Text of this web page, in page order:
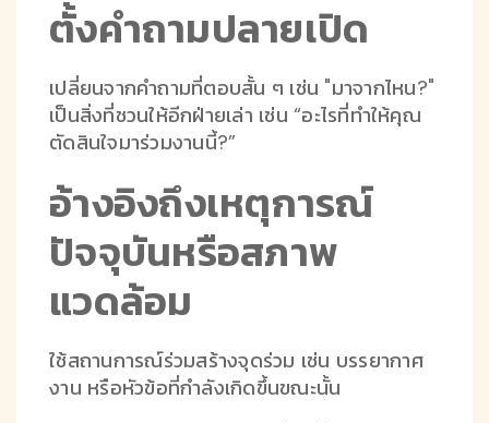
ตั้งคำถามปลายเปิด
เปลี่ยนจากคำถามที่ตอบสั้น ๆ เช่น "มาจากไหน?"
เป็นสิ่งที่ชวนให้อีกฝ่ายเล่า เช่น “อะไรที่ทำให้คุณ
ตัดสินใจมาร่วมงานนี้?”
อ้างอิงถึงเหตุการณ์
ปัจจุบันหรือสภาพ
แวดล้อม
ใช้สถานการณ์ร่วมสร้างจุดร่วม เช่น บรรยากาศ
งาน หรือหัวข้อที่กำลังเกิดขึ้นขณะนั้น